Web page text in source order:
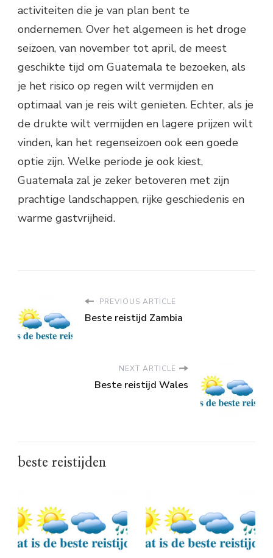
activiteiten die je van plan bent te
ondernemen. Over het algemeen is het droge
seizoen, van november tot april, de meest
geschikte tijd om Guatemala te bezoeken, als
je het risico op regen wilt vermijden en
optimaal van je reis wilt genieten. Echter, als je
de drukte wilt vermijden en lagere prijzen wilt
vinden, kan het regenseizoen ook een goede
optie zijn. Welke periode je ook kiest,
Guatemala zal je zeker betoveren met zijn
prachtige landschappen, rijke geschiedenis en
warme gastvrijheid.
PREVIOUS ARTICLE
Beste reistijd Zambia
NEXT ARTICLE
Beste reistijd Wales
beste reistijden